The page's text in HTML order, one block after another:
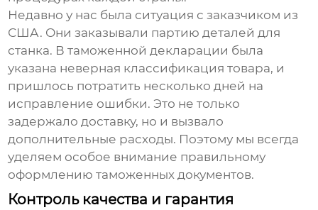
Недавно у нас была ситуация с заказчиком из
США. Они заказывали партию деталей для
станка. В таможенной декларации была
указана неверная классификация товара, и
пришлось потратить несколько дней на
исправление ошибки. Это не только
задержало доставку, но и вызвало
дополнительные расходы. Поэтому мы всегда
уделяем особое внимание правильному
оформлению таможенных документов.
Контроль качества и гарантия